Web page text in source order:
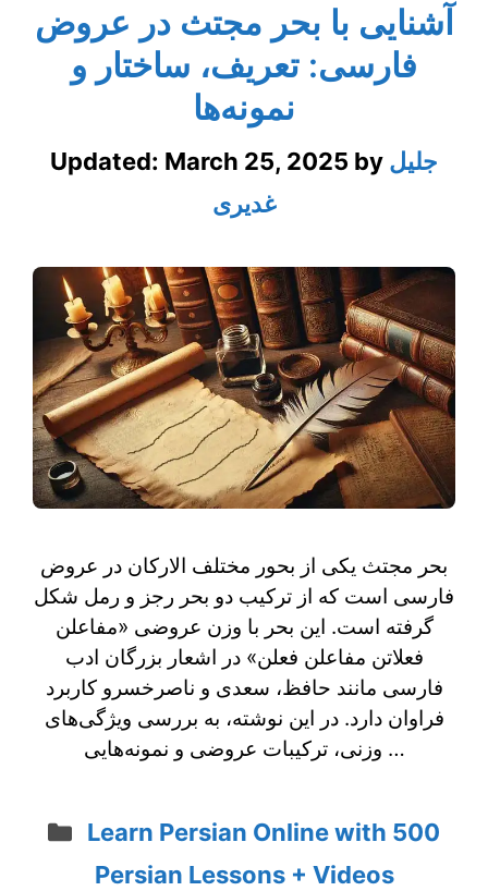
آشنایی با بحر مجتث در عروض
فارسی: تعریف، ساختار و
نمونه‌ها
Updated: March 25, 2025 by جلیل
غدیری
بحر مجتث یکی از بحور مختلف‌ الارکان در عروض
فارسی است که از ترکیب دو بحر رجز و رمل شکل
گرفته است. این بحر با وزن عروضی «مفاعلن
فعلاتن مفاعلن فعلن» در اشعار بزرگان ادب
فارسی مانند حافظ، سعدی و ناصرخسرو کاربرد
فراوان دارد. در این نوشته، به بررسی ویژگی‌های
وزنی، ترکیبات عروضی و نمونه‌هایی …
Categories
Learn Persian Online with 500
Persian Lessons + Videos